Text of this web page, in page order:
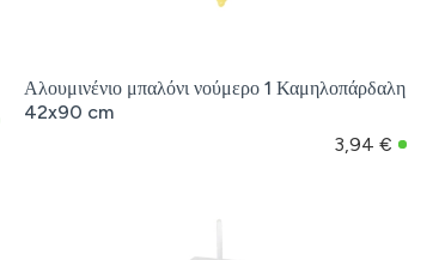
Αλουμινένιο μπαλόνι νούμερο 1 Καμηλοπάρδαλη
42x90 cm
3,94 €